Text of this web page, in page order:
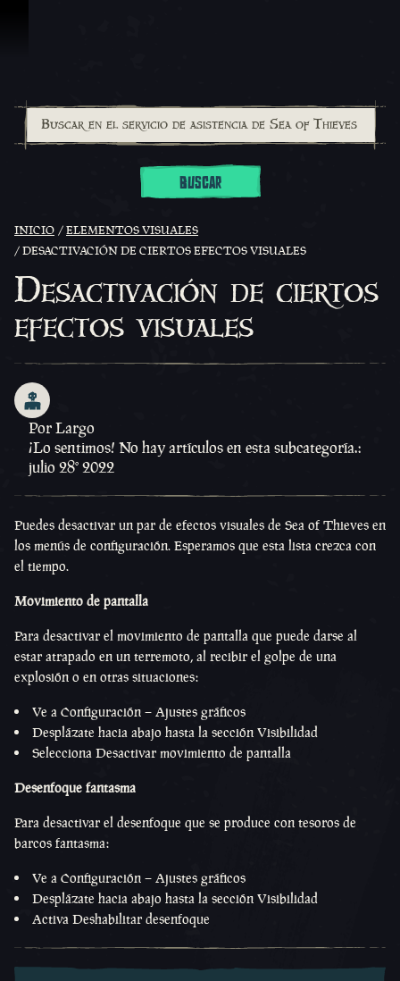
BUSCAR
INICIO
ELEMENTOS VISUALES
DESACTIVACIÓN DE CIERTOS EFECTOS VISUALES
Desactivación de ciertos
efectos visuales
Por Largo
¡Lo sentimos! No hay artículos en esta subcategoría.:
julio 28º 2022
Puedes desactivar un par de efectos visuales de Sea of Thieves en
los menús de configuración. Esperamos que esta lista crezca con
el tiempo.
Movimiento de pantalla
Para desactivar el movimiento de pantalla que puede darse al
estar atrapado en un terremoto, al recibir el golpe de una
explosión o en otras situaciones:
Ve a Configuración – Ajustes gráficos
Desplázate hacia abajo hasta la sección Visibilidad
Selecciona Desactivar movimiento de pantalla
Desenfoque fantasma
Para desactivar el desenfoque que se produce con tesoros de
barcos fantasma:
Ve a Configuración – Ajustes gráficos
Desplázate hacia abajo hasta la sección Visibilidad
Activa Deshabilitar desenfoque